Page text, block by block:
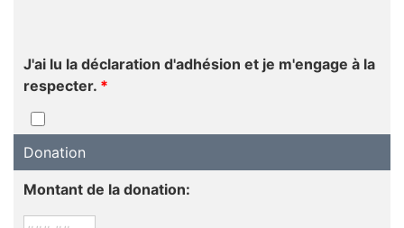
J'ai lu la déclaration d'adhésion et je m'engage à la
respecter. *
Donation
Montant de la donation: